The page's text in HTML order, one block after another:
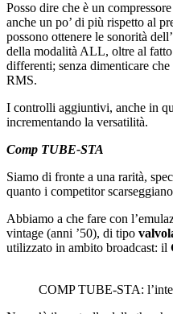
Posso dire che è un
anche un po’ di più rispetto al
possono ottenere le sonorità
della modalità ALL, oltre al
differenti; senza dimenticare
RMS.
I controlli aggiuntivi, anche in
incrementando la versatilità.
Comp TUBE-STA
Siamo di fronte a una rarità,
quanto i competitor
Abbiamo a che fare con
vintage (anni ’50), di tipo
utilizzato in ambito broadcast: il
COMP TUBE-STA: